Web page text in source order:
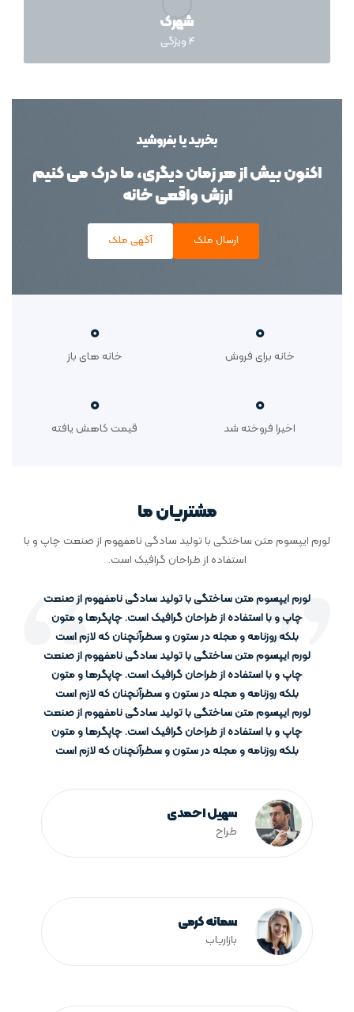
شهرک
ویژگی
بخرید یا بفروشید
اکنون بیش از هر زمان دیگری، ما درک می کنیم
ارزش واقعی خانه
ارسال ملک آگهی ملک
خانه برای فروش خانه های باز
اخیرا فروخته شد قیمت کاهش یافته
مشتریان ما
لورم ایپسوم متن ساختگی با تولید سادگی نامفهوم از صنعت چاپ و با
استفاده از طراحان گرافیک است.
لورم ایپسوم متن ساختگی با تولید سادگی نامفهوم از صنعت
چاپ و با استفاده از طراحان گرافیک است. چاپگرها و متون
بلکه روزنامه و مجله در ستون و سطرآنچنان که لازم است
لورم ایپسوم متن ساختگی با تولید سادگی نامفهوم از صنعت
چاپ و با استفاده از طراحان گرافیک است. چاپگرها و متون
بلکه روزنامه و مجله در ستون و سطرآنچنان که لازم است
لورم ایپسوم متن ساختگی با تولید سادگی نامفهوم از صنعت
چاپ و با استفاده از طراحان گرافیک است. چاپگرها و متون
بلکه روزنامه و مجله در ستون و سطرآنچنان که لازم است
سهیل احمدی
طراح
سمانه کرمی
بازاریاب